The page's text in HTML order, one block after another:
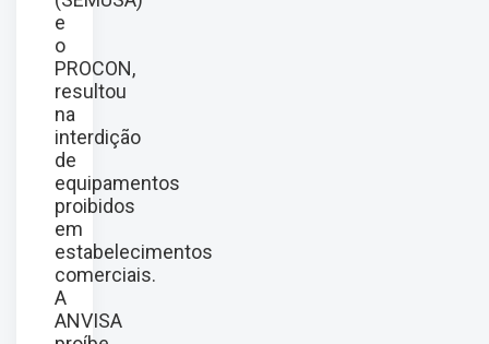
e
o
PROCON,
resultou
na
interdição
de
equipamentos
proibidos
em
estabelecimentos
comerciais.
A
ANVISA